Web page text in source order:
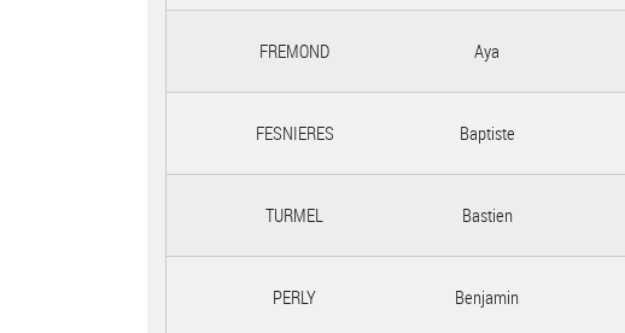
FREMOND Aya
FESNIERES Baptiste
TURMEL Bastien
PERLY Benjamin